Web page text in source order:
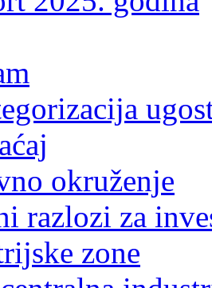
okruženje
razlozi za
zone